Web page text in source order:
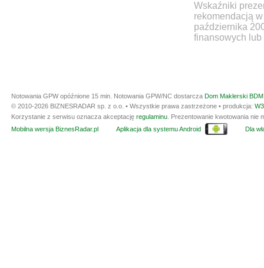
Wskaźniki
rekomendacją
października
finansowych lub
Notowania GPW opóźnione 15 min. Notowania GPW/NC dostarcza Dom Maklerski
© 2010-2026 BIZNESRADAR sp. z o.o. • Wszystkie prawa zastrzeżone • produkcja:
Korzystanie z serwisu oznacza akceptację regulaminu . Prezentowanie kwotowania
Mobilna wersja BiznesRadar.pl
Aplikacja dla systemu Android Dla